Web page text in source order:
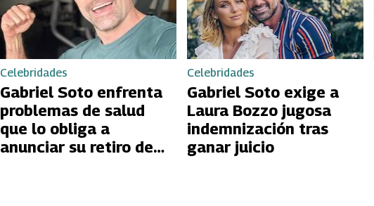
Celebridades
Gabriel Soto enfrenta
problemas de salud
que lo obliga a
anunciar su retiro de
Celebridades
Gabriel Soto exige a
Laura Bozzo jugosa
indemnización tras
ganar juicio